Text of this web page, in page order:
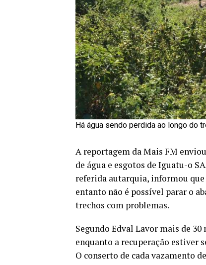
Há água sendo perdida ao longo do
A reportagem da Mais FM
de água e esgotos de Iguatu-o
referida autarquia, informou que
entanto não é possível parar o
trechos com problemas.
Segundo Edval Lavor mais de
enquanto a recuperação estiver
O conserto de cada vazamento